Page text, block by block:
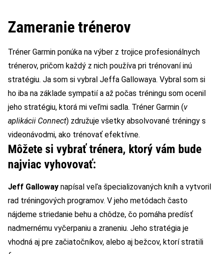
Zameranie trénerov
Tréner Garmin ponúka na výber z trojice profesionálnych
trénerov, pričom každý z nich používa pri trénovaní inú
stratégiu. Ja som si vybral Jeffa Gallowaya. Vybral som si
ho iba na základe sympatií a až počas tréningu som ocenil
jeho stratégiu, ktorá mi veľmi sadla. Tréner Garmin (v
aplikácii Connect) združuje všetky absolvované tréningy s
videonávodmi, ako trénovať efektívne.
Môžete si vybrať trénera, ktorý vám bude
najviac vyhovovať:
Jeff Galloway napísal veľa špecializovaných kníh a vytvoril
rad tréningových programov. V jeho metódach často
nájdeme striedanie behu a chôdze, čo pomáha predísť
nadmernému vyčerpaniu a zraneniu. Jeho stratégia je
vhodná aj pre začiatočníkov, alebo aj bežcov, ktorí stratili